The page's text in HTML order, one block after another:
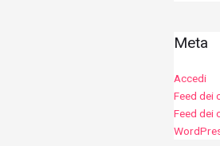
Meta
Accedi
Feed dei
Feed dei